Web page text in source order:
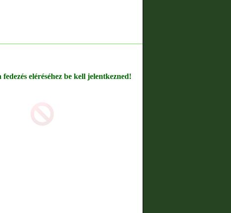
fedezés eléréséhez be kell jelentkezned!